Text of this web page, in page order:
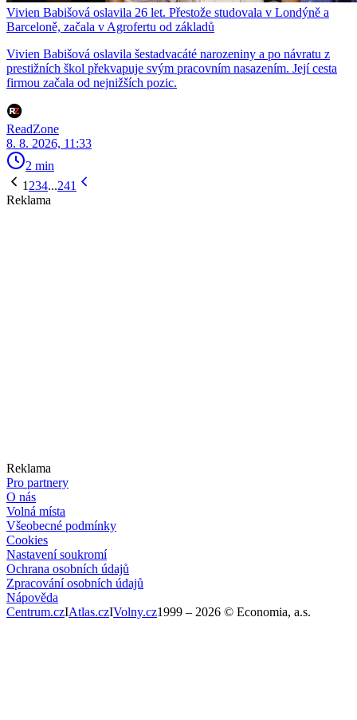
Vivien Babišová oslavila 26 let. Přestože studovala v Londýně a
Barceloně, začala v Agrofertu od základů
Vivien Babišová oslavila šestadvacáté narozeniny a po návratu z
prestižních škol překvapuje svým pracovním nasazením. Její cesta
firmou začala od nejnižších pozic.
ReadZone
8. 8. 2026, 11:33
2 min
1 234...241
Reklama
Reklama
Pro partnery
O nás
Volná místa
Všeobecné podmínky
Cookies
Nastavení soukromí
Ochrana osobních údajů
Zpracování osobních údajů
Nápověda
Centrum.czIAtlas.czIVolny.cz1999 – 2026 © Economia, a.s.